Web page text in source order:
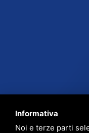
Informativa
Noi e terze parti